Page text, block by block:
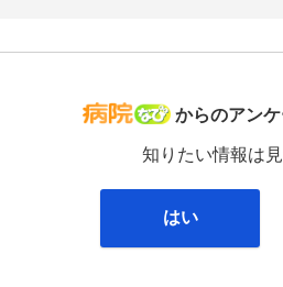
病院なび
からのアンケ
知りたい情報は
はい